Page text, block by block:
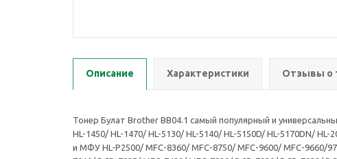
Описание Характеристики Отзывы о
Тонер Булат Brother BB04.1 самый популярный и
HL-1450/ HL-1470/ HL-5130/ HL-5140/ HL-5150D/ HL-5170DN/
и МФУ HL-P2500/ MFC-8360/ MFC-8750/ MFC-9600/ MFC-9660/